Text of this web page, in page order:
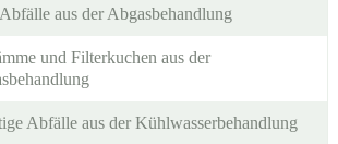
aus der Abgasbehandlung
und Filterkuchen aus der
Abfälle aus der Kühlwasserbehandlung